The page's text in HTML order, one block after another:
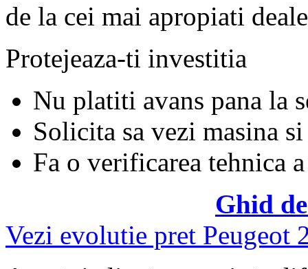
de la cei mai apropiati
Protejeaza-ti investitia
Nu platiti avans pana la
Solicita sa vezi masina si
Fa o verificarea tehnica
Ghid
Vezi evolutie pret Peugeot